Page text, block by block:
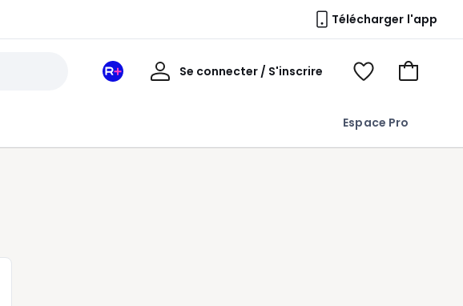
Télécharger l'app
Espace Pro
Mon
Se connecter / S'inscrire
Mon
Voir
Voir